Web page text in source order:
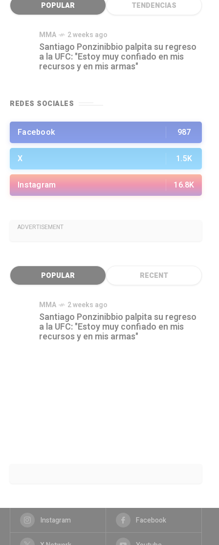
POPULAR TENDENCIAS
MMA 2 weeks ago
Santiago Ponzinibbio palpita su regreso
a la UFC: "Estoy muy confiado en mis
recursos y en mis armas"
REDES SOCIALES
Facebook 987
X 1.5K
Instagram 16.8K
ADVERTISEMENT
POPULAR RECENT
MMA 2 weeks ago
Santiago Ponzinibbio palpita su regreso
a la UFC: "Estoy muy confiado en mis
recursos y en mis armas"
Instagram Facebook